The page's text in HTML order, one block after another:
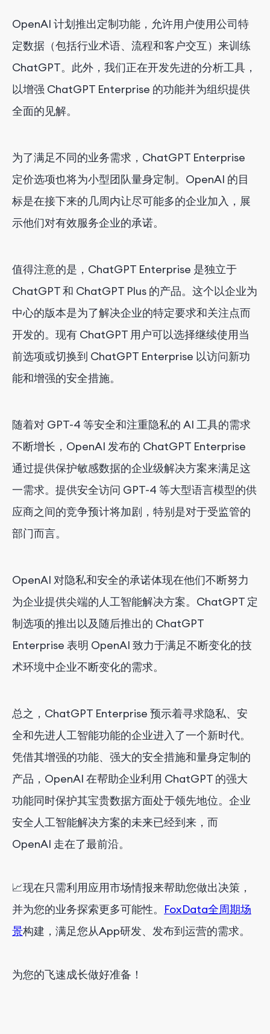
OpenAI 计划推出定制功能，允许用户使用公司特
定数据（包括行业术语、流程和客户交互）来训练
ChatGPT。此外，我们正在开发先进的分析工具，
以增强 ChatGPT Enterprise 的功能并为组织提供
全面的见解。
为了满足不同的业务需求，ChatGPT Enterprise
定价选项也将为小型团队量身定制。OpenAI 的目
标是在接下来的几周内让尽可能多的企业加入，展
示他们对有效服务企业的承诺。
值得注意的是，ChatGPT Enterprise 是独立于
ChatGPT 和 ChatGPT Plus 的产品。这个以企业为
中心的版本是为了解决企业的特定要求和关注点而
开发的。现有 ChatGPT 用户可以选择继续使用当
前选项或切换到 ChatGPT Enterprise 以访问新功
能和增强的安全措施。
随着对 GPT-4 等安全和注重隐私的 AI 工具的需求
不断增长，OpenAI 发布的 ChatGPT Enterprise
通过提供保护敏感数据的企业级解决方案来满足这
一需求。提供安全访问 GPT-4 等大型语言模型的供
应商之间的竞争预计将加剧，特别是对于受监管的
部门而言。
OpenAI 对隐私和安全的承诺体现在他们不断努力
为企业提供尖端的人工智能解决方案。ChatGPT 定
制选项的推出以及随后推出的 ChatGPT
Enterprise 表明 OpenAI 致力于满足不断变化的技
术环境中企业不断变化的需求。
总之，ChatGPT Enterprise 预示着寻求隐私、安
全和先进人工智能功能的企业进入了一个新时代。
凭借其增强的功能、强大的安全措施和量身定制的
产品，OpenAI 在帮助企业利用 ChatGPT 的强大
功能同时保护其宝贵数据方面处于领先地位。企业
安全人工智能解决方案的未来已经到来，而
OpenAI 走在了最前沿。
📈现在只需利用应用市场情报来帮助您做出决策，
并为您的业务探索更多可能性。 FoxData全周期场
景构建，满足您从App研发、发布到运营的需求。
为您的飞速成长做好准备！